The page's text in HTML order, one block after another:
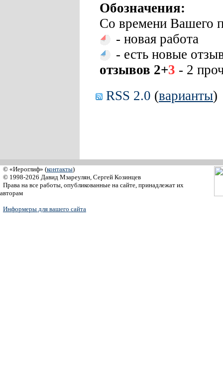
Обозначения:
Со времени Вашего
- новая работа
- есть новые
отзывов 2+3 - 2
RSS 2.0 (варианты)
© «Иероглиф» (контакты)
© 1998-2026 Давид Мзареулян, Сергей Козинцев
Права на все работы, опубликованные на сайте, принадлежат их
авторам
Информеры для вашего сайта